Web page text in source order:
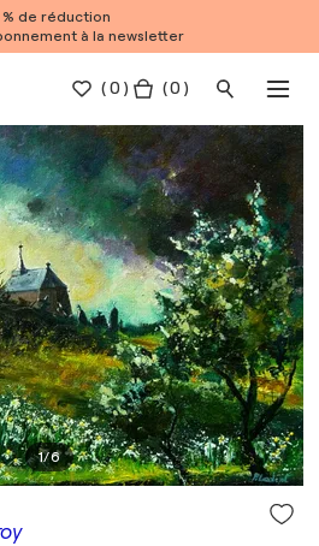
% de réduction
à la newsletter
(0 ) ( 0 )
1/6